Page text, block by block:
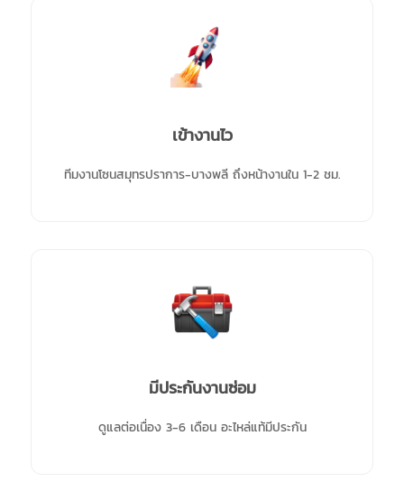
เข้างานไว
ทีมงานโซนสมุทรปราการ-บางพลี ถึงหน้างานใน 1-2 ชม.
มีประกันงานซ่อม
ดูแลต่อเนื่อง 3-6 เดือน อะไหล่แท้มีประกัน